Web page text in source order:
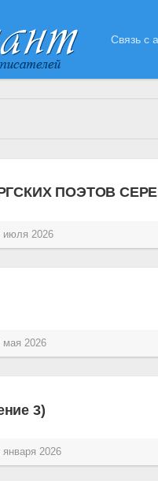
Связь с
ПОЭТОВ
июля 2026
мая 2026
3)
января 2026